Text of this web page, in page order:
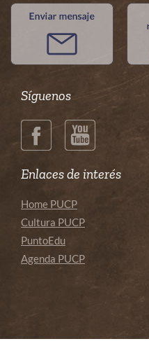
Síguenos
Enlaces de interés
Home PUCP
Cultura PUCP
PuntoEdu
Agenda PUCP